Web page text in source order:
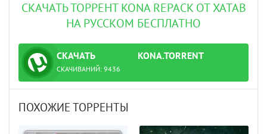
СКАЧАТЬ ТОРРЕНТ KONA REPACK ОТ XATAB
НА РУССКОМ БЕСПЛАТНО
СКАЧАТЬ
ТОРРЕНТ
KONA.TORRENT
СКАЧИВАНИЙ: 9436
ПОХОЖИЕ ТОРРЕНТЫ